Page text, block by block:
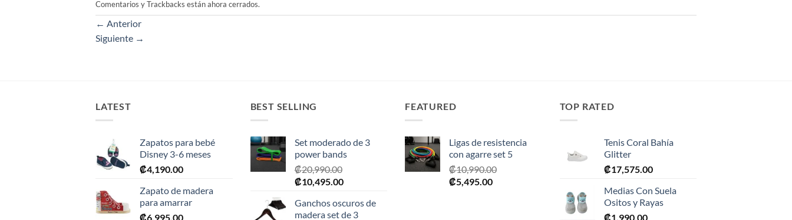
Comentarios y Trackbacks están ahora cerrados.
← Anterior
Siguiente →
LATEST
Zapatos para bebé
Disney 3-6 meses
₡4,190.00
Zapato de madera
para amarrar
₡6,995.00
BEST SELLING
Set moderado de 3
power bands
₡20,990.00
El
original
₡10,495.00El
actual
Ganchos oscuros de
madera set de 3
FEATURED
Ligas de resistencia
con agarre set 5
₡10,990.00
El
₡5,495.00El
TOP RATED
Tenis Coral Bahía
Glitter
₡17,575.00
Medias Con Suela
Ositos y Rayas
₡1,990.00